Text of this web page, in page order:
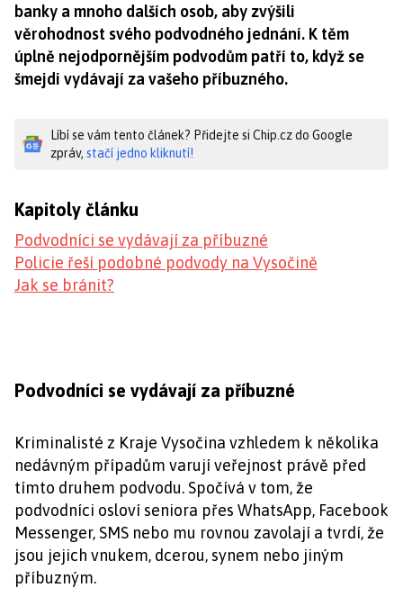
banky a mnoho dalších osob, aby zvýšili
věrohodnost svého podvodného jednání. K těm
úplně nejodpornějším podvodům patří to, když se
šmejdi vydávají za vašeho příbuzného.
Líbí se vám tento článek? Přidejte si Chip.cz do Google
zpráv, stačí jedno kliknutí!
Kapitoly článku
Podvodníci se vydávají za příbuzné
Policie řeší podobné podvody na Vysočině
Jak se bránit?
Podvodníci se vydávají za příbuzné
Kriminalisté z Kraje Vysočina vzhledem k několika
nedávným případům varují veřejnost právě před
tímto druhem podvodu. Spočívá v tom, že
podvodníci osloví seniora přes WhatsApp, Facebook
Messenger, SMS nebo mu rovnou zavolají a tvrdí, že
jsou jejich vnukem, dcerou, synem nebo jiným
příbuzným.